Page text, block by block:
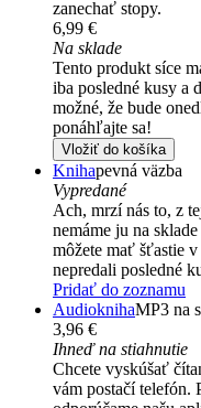
zanechať stopy.
6,99 €
Na sklade
Tento produkt síce
iba posledné kusy a
možné, že bude
ponáhľajte sa!
Vložiť do košíka
Knihapevná väzba
Vypredané
Ach, mrzí nás to, z
nemáme ju na
môžete mať šťastie
nepredali posledné
Pridať do zoznamu
AudioknihaMP3 na
3,96 €
Ihneď na stiahnutie
Chcete vyskúšať
vám postačí telefón.